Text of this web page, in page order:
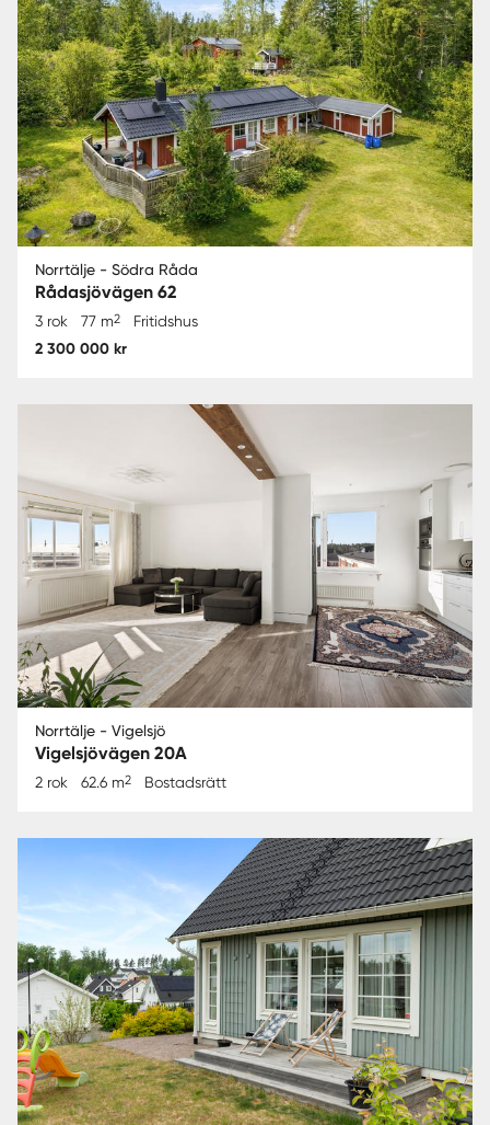
Norrtälje - Södra Råda
Rådasjövägen 62
3 rok 77 m2 Fritidshus
2 300 000 kr
Norrtälje - Vigelsjö
Vigelsjövägen 20A
2 rok 62.6 m2 Bostadsrätt